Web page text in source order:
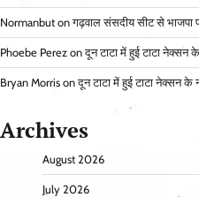
Normanbut onगढ़वाल संसदीय सीट से भाजपा
Phoebe Perez onदून टाटा में हुई टाटा नेक्सन
Bryan Morris onदून टाटा में हुई टाटा नेक्सन के
Archives
August 2026
July 2026